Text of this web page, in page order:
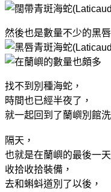
然後也是數量不少的黑
找不到別種海蛇，
時間也已經半夜了，
就一起回到了蘭嶼別館
隔天，
也就是在蘭嶼的最後一天
收拾收拾裝備，
去和蝌蚪道別了以後，